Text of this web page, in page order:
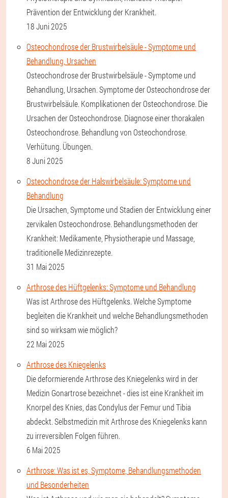
Prävention der Entwicklung der Krankheit.
18 Juni 2025
Osteochondrose der Brustwirbelsäule - Symptome und
Behandlung, Ursachen
Osteochondrose der Brustwirbelsäule - Symptome und
Behandlung, Ursachen. Symptome der Osteochondrose der
Brustwirbelsäule. Komplikationen der Osteochondrose. Die
Ursachen der Osteochondrose. Diagnose einer thorakalen
Osteochondrose. Behandlung von Osteochondrose.
Verhütung. Übungen.
8 Juni 2025
Osteochondrose der Halswirbelsäule: Symptome und
Behandlung
Die Ursachen, Symptome und Stadien der Entwicklung einer
zervikalen Osteochondrose. Behandlungsmethoden der
Krankheit: Medikamente, Physiotherapie und Massage,
traditionelle Medizinrezepte.
31 Mai 2025
Arthrose des Hüftgelenks: Symptome und Behandlung
Was ist Arthrose des Hüftgelenks. Welche Symptome
begleiten die Krankheit und welche Behandlungsmethoden
sind so wirksam wie möglich?
22 Mai 2025
Arthrose des Kniegelenks
Die deformierende Arthrose des Kniegelenks wird in der
Medizin Gonartrose bezeichnet - dies ist eine Krankheit im
Knorpel des Knies, das Condylus der Femur und Tibia
abdeckt. Selbstmedizin mit Arthrose des Kniegelenks kann
zu irreversiblen Folgen führen.
6 Mai 2025
Arthrose: Was ist es, Symptome, Behandlungsmethoden
und Besonderheiten